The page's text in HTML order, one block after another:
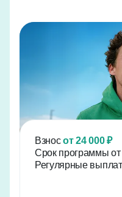
Взнос от 24 000 ₽
Срок программы от
Регулярные